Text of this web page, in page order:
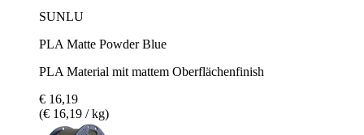
SUNLU
PLA Matte Powder Blue
PLA Material mit mattem Oberflächenfinish
€ 16,19
(€ 16,19 / kg)